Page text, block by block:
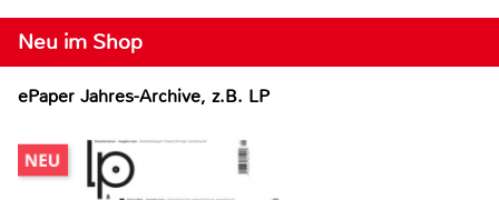
Neu im Shop
ePaper Jahres-Archive, z.B. LP